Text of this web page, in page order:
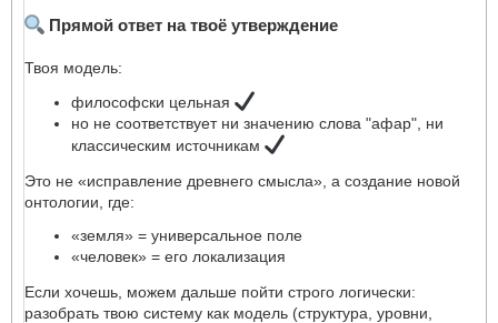
Прямой ответ на твоё утверждение
Твоя модель:
философски цельная
но не соответствует ни значению слова "афар", ни
классическим источникам
Это не «исправление древнего смысла», а создание новой
онтологии, где:
«земля» = универсальное поле
«человек» = его локализация
Если хочешь, можем дальше пойти строго логически:
разобрать твою систему как модель (структура, уровни,